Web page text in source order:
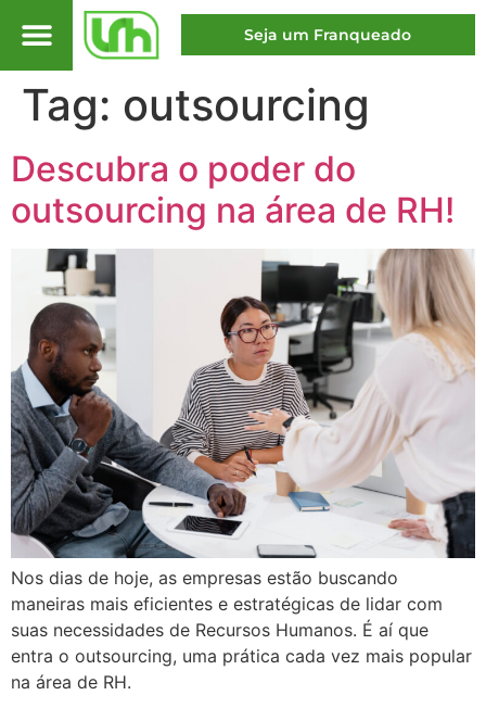
Seja um Franqueado
Tag: outsourcing
Descubra o poder do
outsourcing na área de RH!
Nos dias de hoje, as empresas estão buscando
maneiras mais eficientes e estratégicas de lidar com
suas necessidades de Recursos Humanos. É aí que
entra o outsourcing, uma prática cada vez mais popular
na área de RH.